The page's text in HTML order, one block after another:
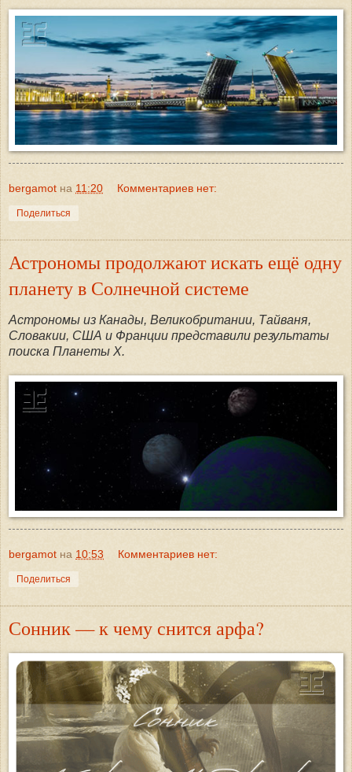
bergamot на 11:20 Комментариев нет:
Поделиться
Астрономы продолжают искать ещё одну
планету в Солнечной системе
Астрономы из Канады, Великобритании, Тайваня,
Словакии, США и Франции представили результаты
поиска Планеты Х.
bergamot на 10:53 Комментариев нет:
Поделиться
Сонник — к чему снится арфа?